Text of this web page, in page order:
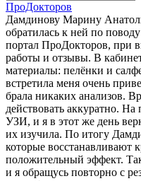
ПроДокторов
Дамдинову Марину
обратилась к ней по
портал ПроДокторов, при
работы и отзывы. В
материалы: пелёнки и
встретила меня очень
брала никаких анализов.
действовать аккуратно.
УЗИ, и я в этот же день
их изучила. По итогу
которые восстанавливают
положительный эффект.
и я обращусь повторно с